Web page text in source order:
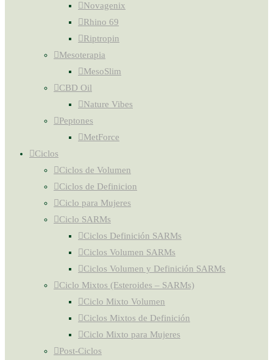
Novagenix
Rhino 69
Riptropin
Mesoterapia
MesoSlim
CBD Oil
Nature Vibes
Peptones
MetForce
Ciclos
Ciclos de Volumen
Ciclos de Definicion
Ciclo para Mujeres
Ciclo SARMs
Ciclos Definición SARMs
Ciclos Volumen SARMs
Ciclos Volumen y Definición SARMs
Ciclo Mixtos (Esteroides – SARMs)
Ciclo Mixto Volumen
Ciclos Mixtos de Definición
Ciclo Mixto para Mujeres
Post-Ciclos